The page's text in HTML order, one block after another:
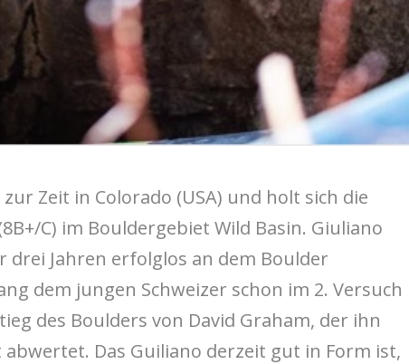
Zeit in Colorado (USA) und holt sich die
C) im Bouldergebiet Wild Basin. Giuliano
drei Jahren erfolglos an dem Boulder
dem jungen Schweizer schon im 2. Versuch
des Boulders von David Graham, der ihn
Das Guiliano derzeit gut in Form ist,